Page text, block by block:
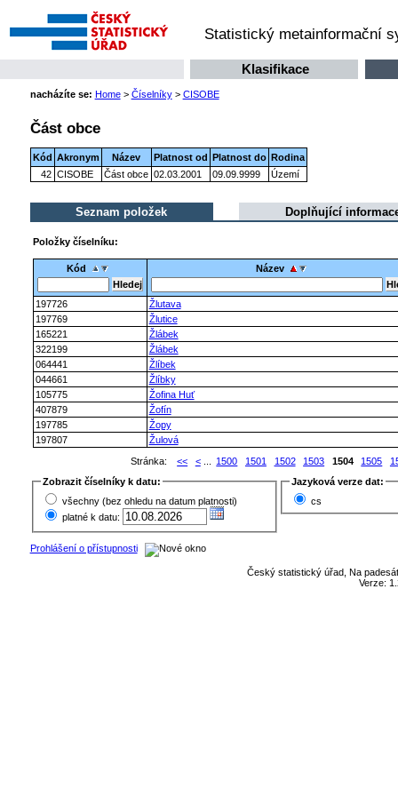
Statistický metainformační
Klasifikace
nacházíte se: Home> Číselníky> CISOBE
Část obce
Kód Akronym Název Platnost od Platnost do Rodina
42 CISOBE Část obce 02.03.2001 09.09.9999 Území
Seznam položek Doplňující
Položky číselníku:
Kód Název
197726
Žlutava
197769
Žlutice
165221
Žlábek
322199
Žlábek
064441
Žlíbek
044661
Žlíbky
105775
Žofina Huť
407879
Žofín
197785
Žopy
197807
Žulová
Stránka:
<< <... 1500 1501 1502 1503 1504 1505
Zobrazit číselníky k datu:
všechny (bez ohledu na datum platnosti)
platné k datu:
Jazyková verze dat:
cs
Prohlášení o přístupnosti
Český statistický úřad, Na
Verze: